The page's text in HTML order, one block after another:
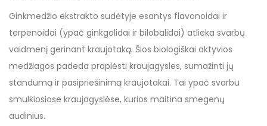
Ginkmedžio ekstrakto sudėtyje esantys flavonoidai ir
terpenoidai (ypač ginkgolidai ir bilobalidai) atlieka svarbų
vaidmenį gerinant kraujotaką. Šios biologiškai aktyvios
medžiagos padeda praplėsti kraujagysles, sumažinti jų
standumą ir pasipriešinimą kraujotakai. Tai ypač svarbu
smulkiosiose kraujagyslėse, kurios maitina smegenų
audinius.